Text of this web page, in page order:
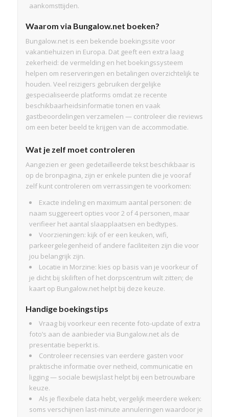
aankomsttijden.
Waarom via Bungalow.net boeken?
Bungalow.net is een bekende boekingssite voor
vakantiehuizen in Europa. Dat geeft een extra laag
zekerheid: de vermelding en het boekingssysteem
helpen om reserveringen en betalingen overzichtelijk te
houden. Veel reizigers gebruiken dergelijke
gespecialiseerde platforms omdat ze recente
beschikbaarheidsinformatie tonen en vaak
gastbeoordelingen verzamelen — controleer die reviews
om een beter beeld te krijgen van de accommodatie.
Wat je zelf moet controleren
Aangezien er geen gedetailleerde tekst beschikbaar is
op de bronpagina, zijn er enkele punten die je vooraf
zelf kunt controleren om verrassingen te voorkomen:
Exacte indeling en maximum aantal personen: de
naam suggereert opties voor 2 of 4 personen, maar
verifieer het aantal slaapplaatsen en bedtypes.
Voorzieningen: kijk of er een keuken, wifi,
parkeergelegenheid of andere faciliteiten zijn die voor
jou belangrijk zijn.
Locatie in Morzine: kies op basis van je voorkeur of
je dicht bij skiliften of het dorpscentrum wilt zitten; de
kaart op Bungalow.net helpt bij deze keuze.
Handige boekingstips
Vraag bij voorkeur een recente foto-update of extra
foto’s aan de aanbieder via Bungalow.net als de
presentatie beperkt is.
Controleer recensies van eerdere gasten voor
praktische informatie over netheid, communicatie en
ligging — sociale bewijslast helpt bij een betrouwbare
keuze.
Als je flexibele data hebt, vergelijk meerdere weken:
soms verschijnen last-minute annuleringen waardoor je